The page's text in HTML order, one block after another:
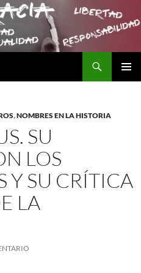
,NOMBRES EN LA HISTORIA
SU
LOS
Y SU CRÍTICA
LA